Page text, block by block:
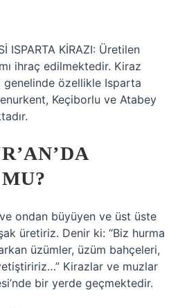
ISPARTA KİRAZI: Üretilen
ihraç edilmektedir. Kiraz
özellikle Isparta
Keçiborlu ve Atabey
ondan büyüyen ve üst üste
üretiriz. Denir ki: “Biz hurma
üzümler, üzüm bahçeleri,
Kirazlar ve muzlar
bir yerde geçmektedir.